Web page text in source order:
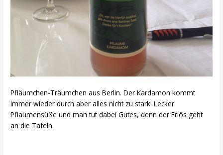
Pfläumchen-Träumchen aus Berlin. Der Kardamon kommt
immer wieder durch aber alles nicht zu stark. Lecker
Pflaumensüße und man tut dabei Gutes, denn der Erlös geht
an die Tafeln.